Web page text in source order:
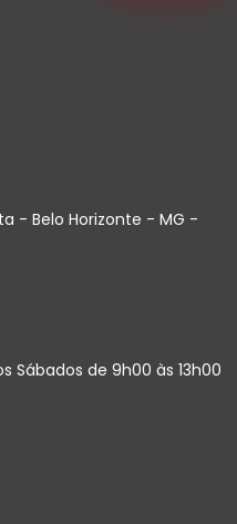
- Belo Horizonte - MG -
Sábados de 9h00 às 13h00